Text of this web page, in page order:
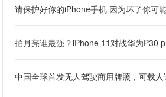
请保护好你的iPhone手机 因为坏了你可
拍月亮谁最强？iPhone 11对战华为P30
中国全球首发无人驾驶商用牌照，可载